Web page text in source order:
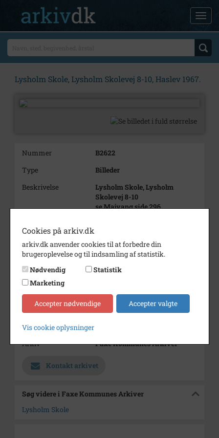
Lysholm Skole, Lysholm Skolevej 8-10, Haslev 1967.
Nummer
B2622
Type
Billeder
Beskrivelse
Lysholm Skole, Lysholm
Skolevej 8-10
se Majvang side 296
Dateringsnote
1967
Fotograf
Aerodan Luftfoto
Størrelse
14x24
Se på kort
Type
Sogn (1000-2050)
Enhed
Arkiv
Faxe Kommunes Arkiver
Kontakt arkivet
Søg videre i Faxe Kommunes Arkiver
Lysholm Skole
Cookies på arkiv.dk
arkiv.dk anvender cookies til at forbedre din
brugeroplevelse og til indsamling af statistik.
Nødvendig
Statistik
Marketing
Accepter nødvendige Accepter valgte
Vis cookie oplysninger